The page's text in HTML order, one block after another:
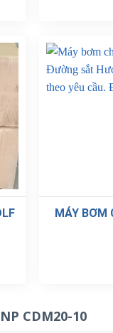
MÁY BƠM
CDM20-10